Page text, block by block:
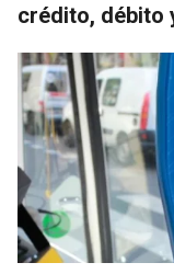
crédito, débito